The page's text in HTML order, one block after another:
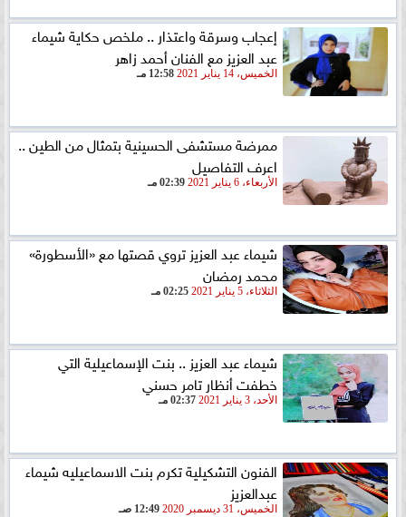
إعجاب وسرقة واعتذار .. ملخص حكاية شيماء
عبد العزيز مع الفنان أحمد زاهر
الخميس، 14 يناير 2021 12:58 مـ
ممرضة مستشفى الحسينية بتمثال من الطين ..
اعرف التفاصيل
الأربعاء، 6 يناير 2021 02:39 مـ
شيماء عبد العزيز تروي قصتها مع «الأسطورة»
محمد رمضان
الثلاثاء، 5 يناير 2021 02:25 مـ
شيماء عبد العزيز .. بنت الإسماعيلية التي
خطفت أنظار تامر حسني
الأحد، 3 يناير 2021 02:37 مـ
الفنون التشكيلية تكرم بنت الاسماعيليه شيماء
عبدالعزيز
الخميس، 31 ديسمبر 2020 12:49 صـ